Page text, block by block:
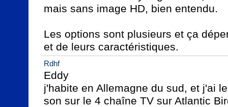
mais sans image HD, bien entendu.
Les options sont plusieurs et ça
Rdhf
Eddy
j'habite en Allemagne du sud, et j'ai
son sur le 4 chaîne TV sur Atlantic